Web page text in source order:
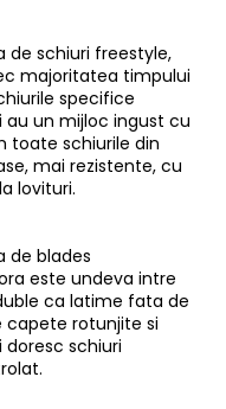
de schiuri freestyle,
majoritatea timpului
specifice
un mijloc ingust cu
toate schiurile din
mai rezistente, cu
lovituri.
de blades
este undeva intre
ca latime fata de
capete rotunjite si
schiuri